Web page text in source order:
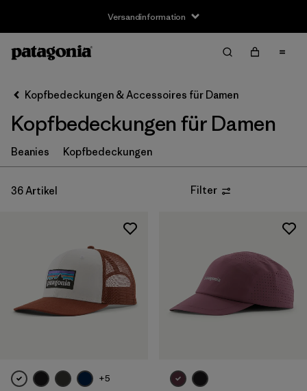
Versandinformation
Filter by
Preis
Filter by
Eigenschaften
Kopfbedeckungen & Accessoires für Damen
Kopfbedeckungen für Damen
Beanies Kopfbedeckungen
36 Artikel Filter
+5